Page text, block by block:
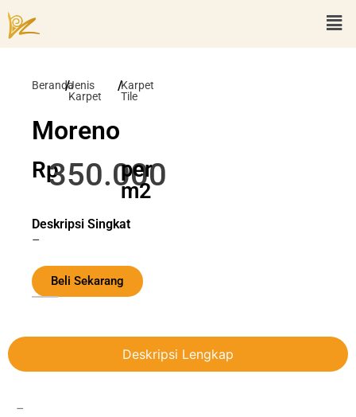
Beranda
/Jenis
Karpet
/Karpet
Tile
Moreno
Rp350.000
per
m2
Deskripsi Singkat
–
Beli Sekarang
Deskripsi Lengkap
–